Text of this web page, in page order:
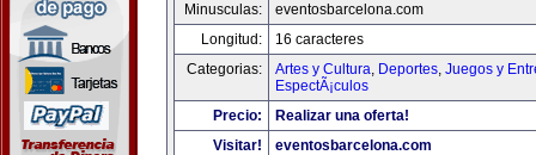
Minusculas:
eventosbarcelona.com
Longitud:
16 caracteres
Categorias:
Artes y Cultura, Deportes, Juegos y
EspectÃ¡culos
Precio:
Realizar una oferta!
Visitar!
eventosbarcelona.com